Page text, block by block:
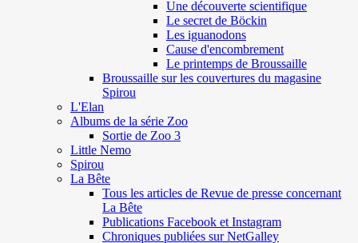
Une découverte scientifique
Le secret de Böckin
Les iguanodons
Cause d'encombrement
Le printemps de Broussaille
Broussaille sur les couvertures du magasine
Spirou
L'Elan
Albums de la série Zoo
Sortie de Zoo 3
Little Nemo
Spirou
La Bête
Tous les articles de Revue de presse concernant
La Bête
Publications Facebook et Instagram
Chroniques publiées sur NetGalley